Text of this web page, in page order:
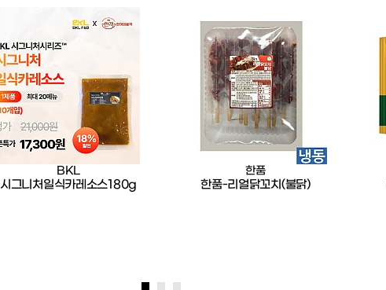
BKL
시그니처일식카레소스180g
한품
한품-리얼닭꼬치(불닭)